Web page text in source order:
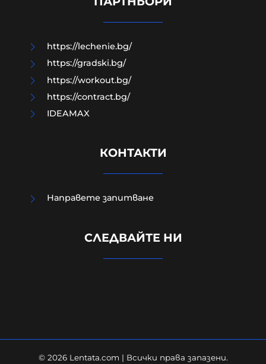
"Такъв случай не съм срещал
Рангелов за убийството в
https://lechenie.bg/
https://gradski.bg/
https://workout.bg/
https://contract.bg/
IDEAMAX
КОНТАКТИ
Направете запитване
СЛЕДВАЙТЕ НИ
© 2026 Lentata.com | Всички права запазени.